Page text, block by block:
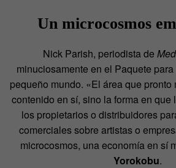
Un microcosmos
Nick Parish, periodista de
minuciosamente en el Paquete
pequeño mundo. «El área que pronto
contenido en sí, sino la forma en que
los propietarios o distribuidores
comerciales sobre artistas o
microcosmos, una economía en sí
Yorokobu.